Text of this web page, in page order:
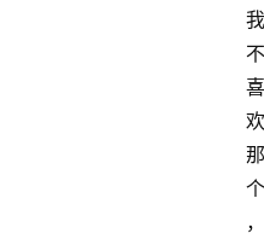
我
不
喜
欢
那
个
，